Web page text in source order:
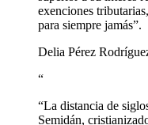
exenciones
para siempre jamás”.
Delia Pérez
“
“La distancia de
Semidán,